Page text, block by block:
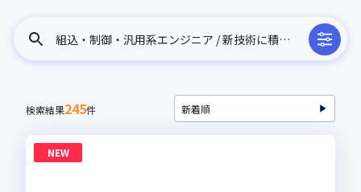
組込・制御・汎用系エンジニア / 新技術に積極的
検索結果245件
NEW